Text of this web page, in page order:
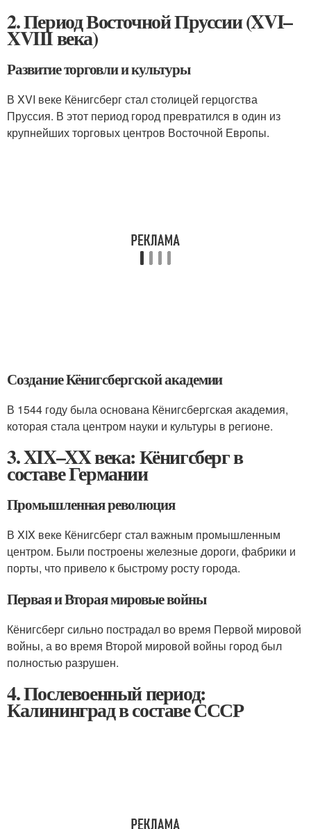
2. Период Восточной Пруссии (XVI–
XVIII века)
Развитие торговли и культуры
В XVI веке Кёнигсберг стал столицей герцогства
Пруссия. В этот период город превратился в один из
крупнейших торговых центров Восточной Европы.
Создание Кёнигсбергской академии
В 1544 году была основана Кёнигсбергская академия,
которая стала центром науки и культуры в регионе.
3. XIX–XX века: Кёнигсберг в
составе Германии
Промышленная революция
В XIX веке Кёнигсберг стал важным промышленным
центром. Были построены железные дороги, фабрики и
порты, что привело к быстрому росту города.
Первая и Вторая мировые войны
Кёнигсберг сильно пострадал во время Первой мировой
войны, а во время Второй мировой войны город был
полностью разрушен.
4. Послевоенный период:
Калининград в составе СССР